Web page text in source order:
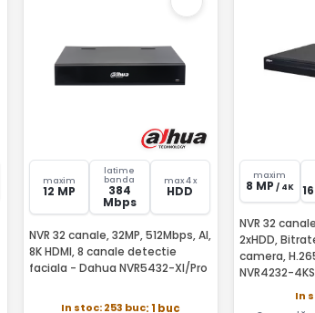
maxim
12 MP
latime
banda
384
Mbps
max 4 x
HDD
NVR 32 canale, 32MP, 512Mbps, AI,
8K HDMI, 8 canale detectie
faciala - Dahua NVR5432-XI/Pro
In stoc: 253 buc: 1 buc
maxim
8 MP / 4K
NVR 32
2xHDD,
camera,
NVR4232-
In